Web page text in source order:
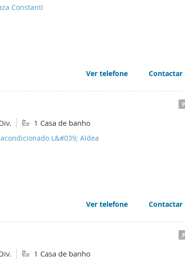
Constanti
Ver telefone Contactar
1 Casa de banho
L&#039; Aldea
Ver telefone Contactar
1 Casa de banho